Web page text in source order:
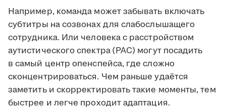
Например, команда может забывать включать
субтитры на созвонах для слабослышащего
сотрудника. Или человека с расстройством
аутистического спектра (РАС) могут посадить
в самый центр опенспейса, где сложно
сконцентрироваться. Чем раньше удаётся
заметить и скорректировать такие моменты, тем
быстрее и легче проходит адаптация.